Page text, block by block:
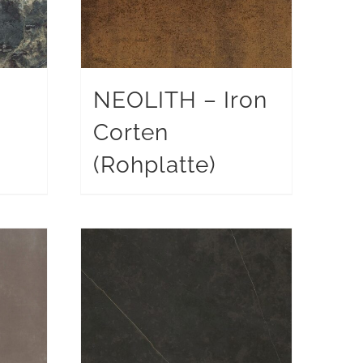
NEOLITH – Iron
Corten
(Rohplatte)